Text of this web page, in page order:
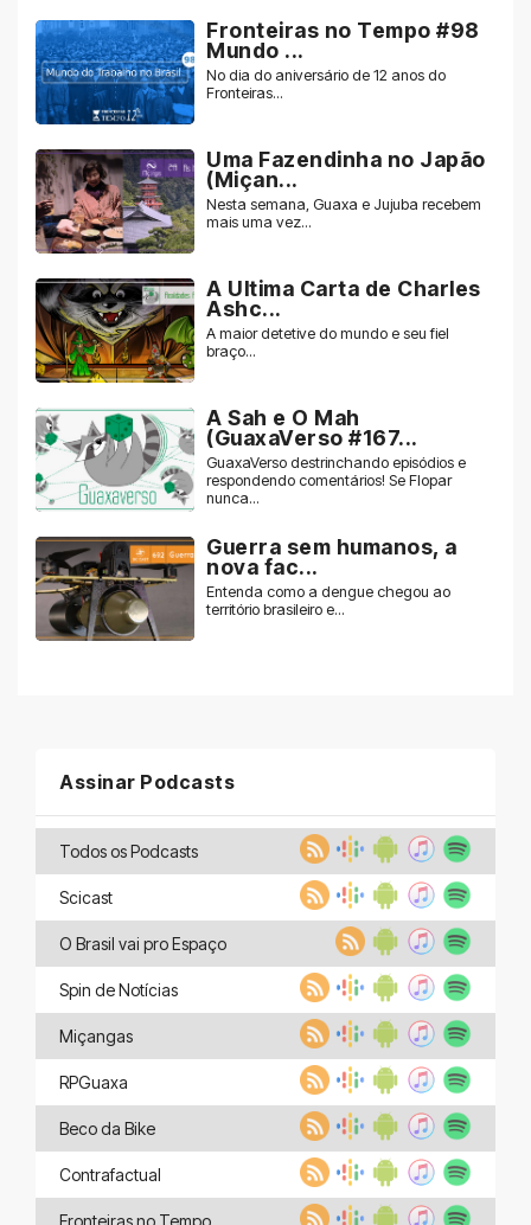
Fronteiras no Tempo #98
Mundo ...
No dia do aniversário de 12 anos do
Fronteiras...
Uma Fazendinha no Japão
(Miçan...
Nesta semana, Guaxa e Jujuba recebem
mais uma vez...
A Ultima Carta de Charles
Ashc...
A maior detetive do mundo e seu fiel
braço...
A Sah e O Mah
(GuaxaVerso #167...
GuaxaVerso destrinchando episódios e
respondendo comentários! Se Flopar
nunca...
Guerra sem humanos, a
nova fac...
Entenda como a dengue chegou ao
território brasileiro e...
Assinar Podcasts
Todos os Podcasts
Scicast
O Brasil vai pro Espaço
Spin de Notícias
Miçangas
RPGuaxa
Beco da Bike
Contrafactual
Fronteiras no Tempo